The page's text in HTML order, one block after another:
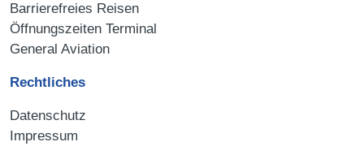
Barrierefreies Reisen
Öffnungszeiten Terminal
General Aviation
Rechtliches
Datenschutz
Impressum